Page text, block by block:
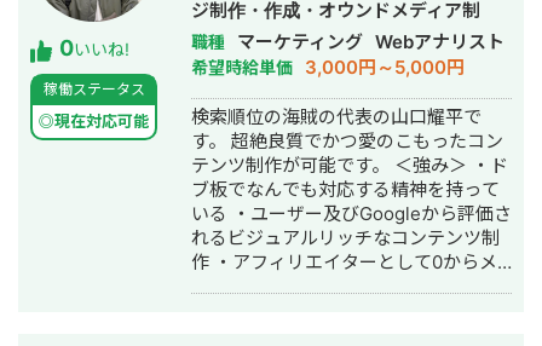
0いいね!
稼働ステータス
◎現在対応可能
ジ制作・作成・オウンドメディア制
作・構築・運用代行
職種 マーケティング Webアナリスト
希望時給単価 3,000円～5,000円
検索順位の海賊の代表の山口耀平で
す。 超絶良質でかつ愛のこもったコン
テンツ制作が可能です。 ＜強み＞ ・ド
ブ板でなんでも対応する精神を持って
いる ・ユーザー及びGoogleから評価さ
れるビジュアルリッチなコンテンツ制
作 ・アフィリエイターとして0からメ